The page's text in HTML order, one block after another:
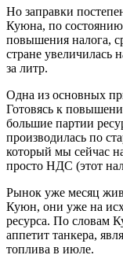
Но заправки
Куюна, по состоянию
повышения налога,
стране увеличилась
за литр.
Одна из основных
Готовясь к
большие партии
производилась по
который мы сейчас
просто НДС (этот
Рынок уже месяц
Куюн, они уже на
ресурса. По словам
аппетит танкера,
топлива в июле.